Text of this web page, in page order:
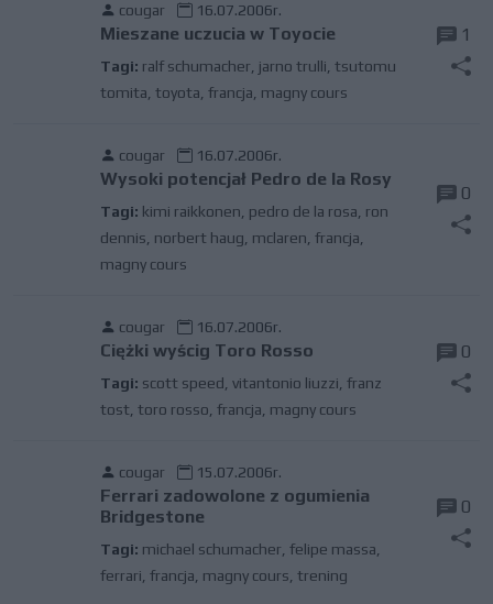
cougar 16.07.2006r.
Mieszane uczucia w Toyocie
Tagi: ralf schumacher jarno trulli tsutomu
tomita toyota francja magny cours
1
cougar 16.07.2006r.
Wysoki potencjał Pedro de la Rosy
Tagi: kimi raikkonen pedro de la rosa ron
dennis norbert haug mclaren francja
magny cours
0
cougar 16.07.2006r.
Ciężki wyścig Toro Rosso
Tagi: scott speed vitantonio liuzzi franz
tost toro rosso francja magny cours
0
cougar 15.07.2006r.
Ferrari zadowolone z ogumienia
Bridgestone
Tagi: michael schumacher felipe massa
ferrari francja magny cours trening
0